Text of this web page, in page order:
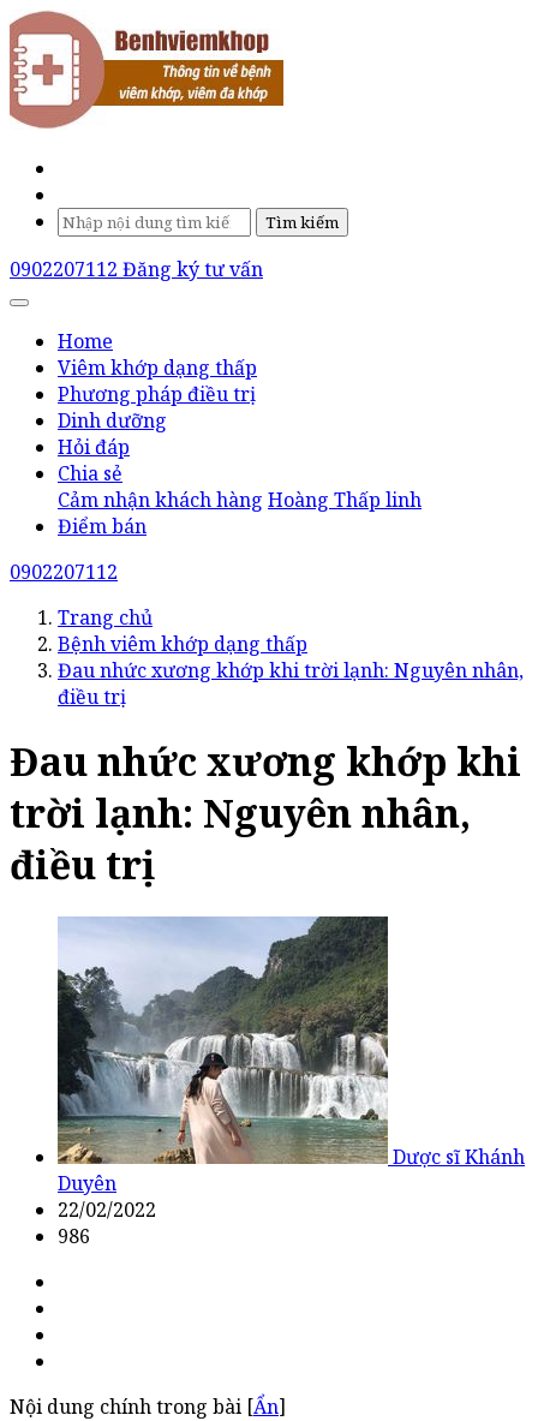
Tìm kiếm
0902207112 Đăng ký tư vấn
Home
Viêm khớp dạng thấp
Phương pháp điều trị
Dinh dưỡng
Hỏi đáp
Chia sẻ
Cảm nhận khách hàng Hoàng Thấp linh
Điểm bán
0902207112
Trang chủ
Bệnh viêm khớp dạng thấp
Đau nhức xương khớp khi trời lạnh: Nguyên nhân,
điều trị
Đau nhức xương khớp khi
trời lạnh: Nguyên nhân,
điều trị
Dược sĩ Khánh
Duyên
22/02/2022
986
Nội dung chính trong bài [Ẩn]